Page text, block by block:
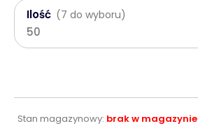
Ilość (7 do wyboru)
50
Stan magazynowy: brak w magazynie